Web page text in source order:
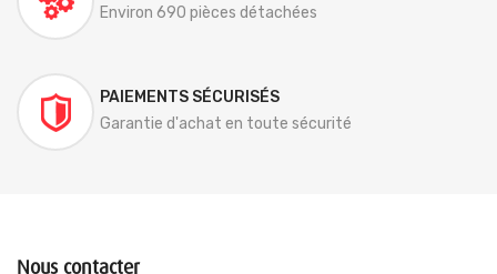
Environ 690 pièces détachées
PAIEMENTS SÉCURISÉS
Garantie d'achat en toute sécurité
Nous contacter